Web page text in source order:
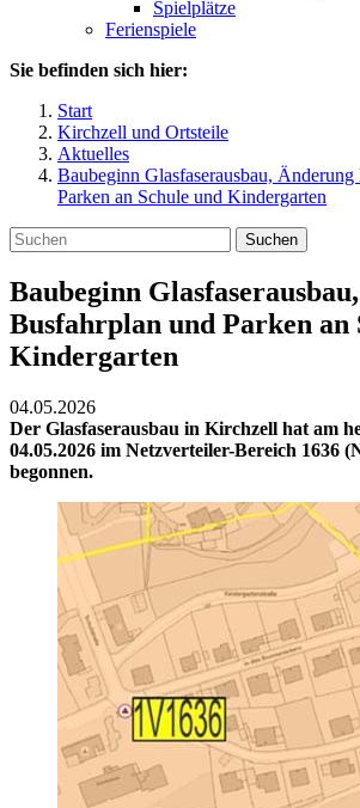
Spielplätze
Ferienspiele
Sie befinden sich hier:
Start
Kirchzell und Ortsteile
Aktuelles
Baubeginn Glasfaserausbau,
Parken an Schule und Kindergarten
Suchen
Baubeginn
Busfahrplan und Parken an
Kindergarten
04.05.2026
Der Glasfaserausbau in Kirchzell hat am
04.05.2026 im Netzverteiler-Bereich 1636
begonnen.